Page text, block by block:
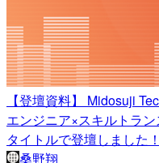
【登壇資料】 Midosuji
エンジニア×スキルトラ
タイトルで登壇しました
桑野翔